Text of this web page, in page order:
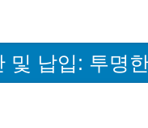
및 납입: 투명